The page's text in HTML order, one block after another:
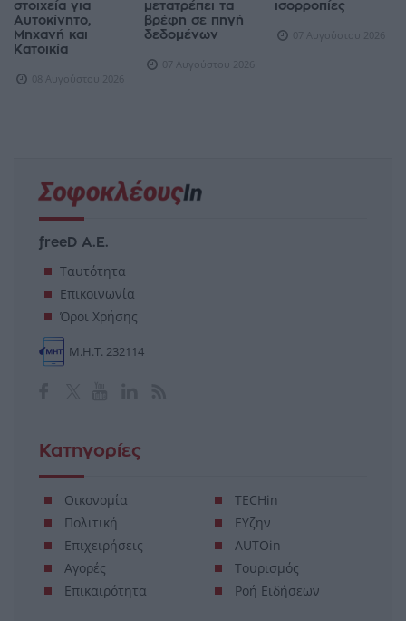
στοιχεία για
Αυτοκίνητο,
Μηχανή και
Κατοικία
08 Αυγούστου 2026
μετατρέπει τα
βρέφη σε πηγή
δεδομένων
07 Αυγούστου 2026
ισορροπίες
07 Αυγούστου 2026